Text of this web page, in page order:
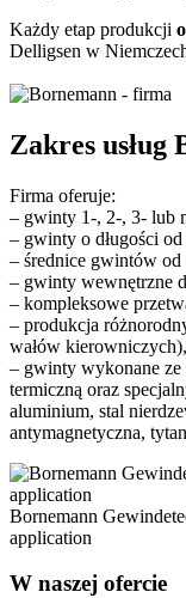
Każdy etap produkcji
Delligsen w
Zakres usług
Firma oferuje:
– gwinty 1-, 2-, 3- lub
– gwinty o długości
– średnice gwintów od
– gwinty wewnętrzne
– kompleksowe
– produkcja
wałów kierowniczych),
– gwinty wykonane ze
termiczną oraz
aluminium, stal
antymagnetyczna,
Bornemann
application
W naszej ofercie